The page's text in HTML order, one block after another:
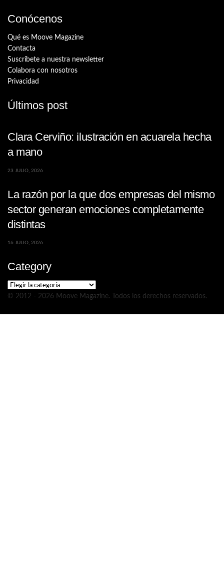
Conócenos
Qué es Moove Magazine
Contacta
Suscríbete a nuestra newsletter
Colabora con nosotros
Privacidad
Últimos post
Clara Cerviño: ilustración en acuarela hecha
a mano
23 JULIO, 2026
La razón por la que dos empresas del mismo
sector generan emociones completamente
distintas
16 JULIO, 2026
Category
Category
© 2012 - 2026 Moove Magazine. Todos los derechos reservados.